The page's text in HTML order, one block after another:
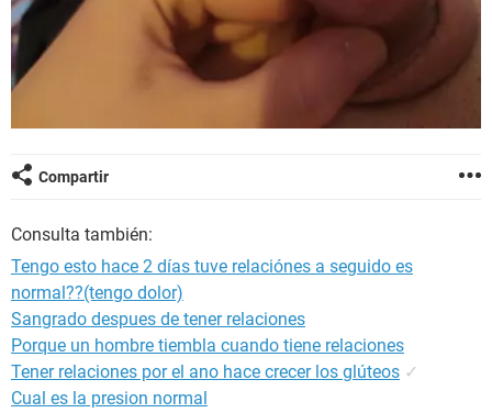
Compartir
Consulta también:
Tengo esto hace 2 días tuve relaciónes a seguido es
normal??(tengo dolor)
Sangrado despues de tener relaciones
Porque un hombre tiembla cuando tiene relaciones
Tener relaciones por el ano hace crecer los glúteos ✓
Cual es la presion normal